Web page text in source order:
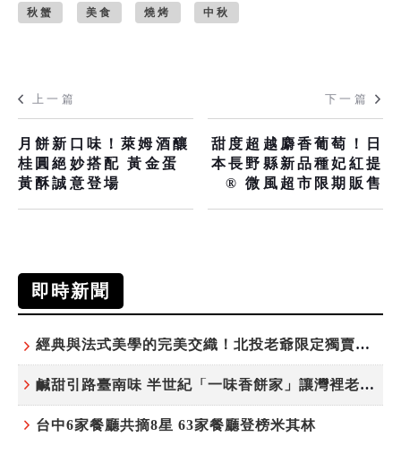
秋蟹 美食 燒烤 中秋
上一篇
月餅新口味！萊姆酒釀
桂圓絕妙搭配 黃金蛋
黃酥誠意登場
下一篇
甜度超越麝香葡萄！日
本長野縣新品種妃紅提
® 微風超市限期販售
即時新聞
經典與法式美學的完美交織！北投老爺限定獨賣「泉月菠蘿映心」中秋禮盒
鹹甜引路臺南味 半世紀「一味香餅家」讓灣裡老街散發餅香
台中6家餐廳共摘8星 63家餐廳登榜米其林